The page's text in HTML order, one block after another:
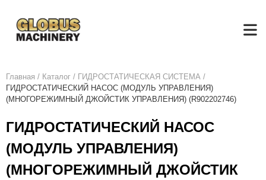
Главная / Каталог / ГИДРОСТАТИЧЕСКАЯ СИСТЕМА /
ГИДРОСТАТИЧЕСКИЙ НАСОС (МОДУЛЬ УПРАВЛЕНИЯ)
(МНОГОРЕЖИМНЫЙ ДЖОЙСТИК УПРАВЛЕНИЯ) (R902202746)
ГИДРОСТАТИЧЕСКИЙ НАСОС
(МОДУЛЬ УПРАВЛЕНИЯ)
(МНОГОРЕЖИМНЫЙ ДЖОЙСТИК